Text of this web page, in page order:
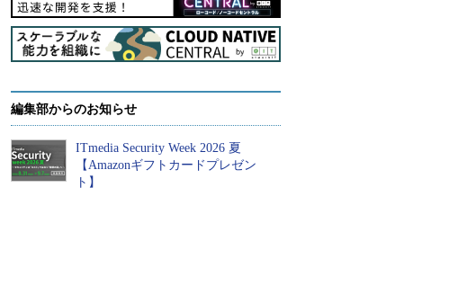
編集部からのお知らせ
ITmedia Security Week 2026 夏
【Amazonギフトカードプレゼン
ト】